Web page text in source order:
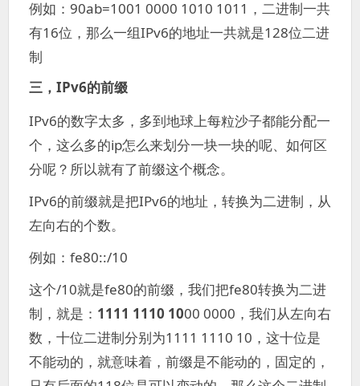
例如：90ab=1001 0000 1010 1011，二进制一共
有16位，那么一组IPv6的地址一共就是128位二进
制
三，IPv6的前缀
IPv6的数字太多，多到地球上每粒沙子都能分配一
个，这么多的ip怎么来划分一块一块的呢、如何区
分呢？所以就有了前缀这个概念。
IPv6的前缀就是把IPv6的地址，转换为二进制，从
左向右的个数。
例如：fe80::/10
这个/10就是fe80的前缀，我们把fe80转换为二进
制，就是： 1111 1110 1000 0000，我们从左向右
数，十位二进制分别为1111 1110 10，这十位是
不能动的，就意味着，前缀是不能动的，固定的，